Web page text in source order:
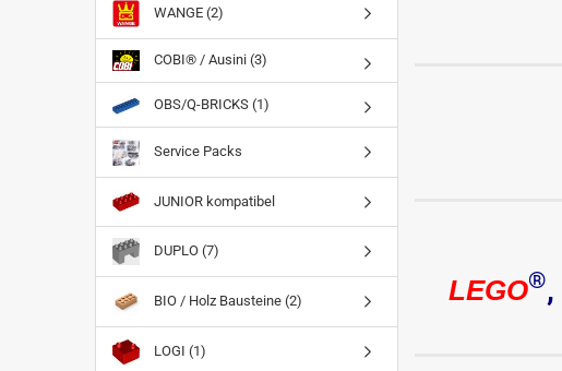
LEGO®,
WANGE (2)
COBI® / Ausini (3)
OBS/Q-BRICKS (1)
Service Packs
JUNIOR kompatibel
DUPLO (7)
BIO / Holz Bausteine (2)
LOGI (1)